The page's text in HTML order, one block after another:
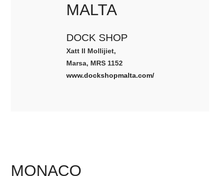
MALTA
DOCK SHOP
Xatt Il Mollijiet,
Marsa, MRS 1152
www.dockshopmalta.com/
MONACO